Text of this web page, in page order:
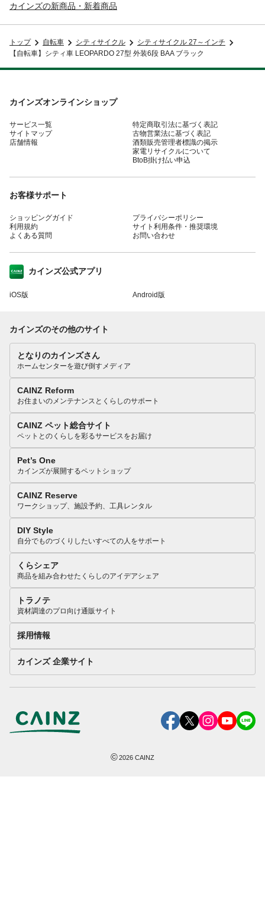
カインズの新商品・新着商品
トップ 自転車 シティサイクル
シティサイクル 27～インチ
【自転車】シティ車 LEOPARDO 27型 外装6段 BAA ブラック
カインズオンラインショップ
サービス一覧
サイトマップ
店舗情報
特定商取引法に基づく表記
古物営業法に基づく表記
酒類販売管理者標識の掲示
家電リサイクルについて
BtoB掛け払い申込
お客様サポート
ショッピングガイド
利用規約
よくある質問
プライバシーポリシー
サイト利用条件・推奨環境
お問い合わせ
カインズ公式アプリ
iOS版 Android版
カインズのその他のサイト
となりのカインズさん
ホームセンターを遊び倒すメディア
CAINZ Reform
お住まいのメンテナンスとくらしのサポート
CAINZ ペット総合サイト
ペットとのくらしを彩るサービスをお届け
Pet’s One
カインズが展開するペットショップ
CAINZ Reserve
ワークショップ、施設予約、工具レンタル
DIY Style
自分でものづくりしたいすべての人をサポート
くらシェア
商品を組み合わせたくらしのアイデアシェア
トラノテ
資材調達のプロ向け通販サイト
採用情報
カインズ 企業サイト
©2026 CAINZ